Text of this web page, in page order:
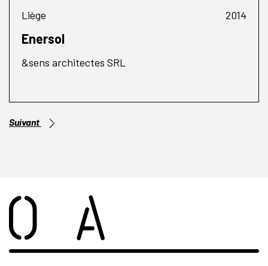
Liège 2014
Enersol
&sens architectes SRL
Suivant